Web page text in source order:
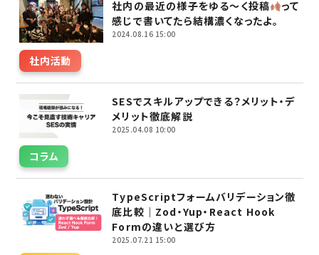
社内の最近の様子をゆる～く投稿
って
感じで書いてたら結構濃くなったよ。
2024.08.16 15:00
社内活動
SESでスキルアップできる？メリット・デ
メリット徹底解説
2025.04.08 10:00
コラム
TypeScriptフォームバリデーション徹
底比較｜Zod・Yup・React Hook
Formの違いと選び方
2025.07.21 15:00